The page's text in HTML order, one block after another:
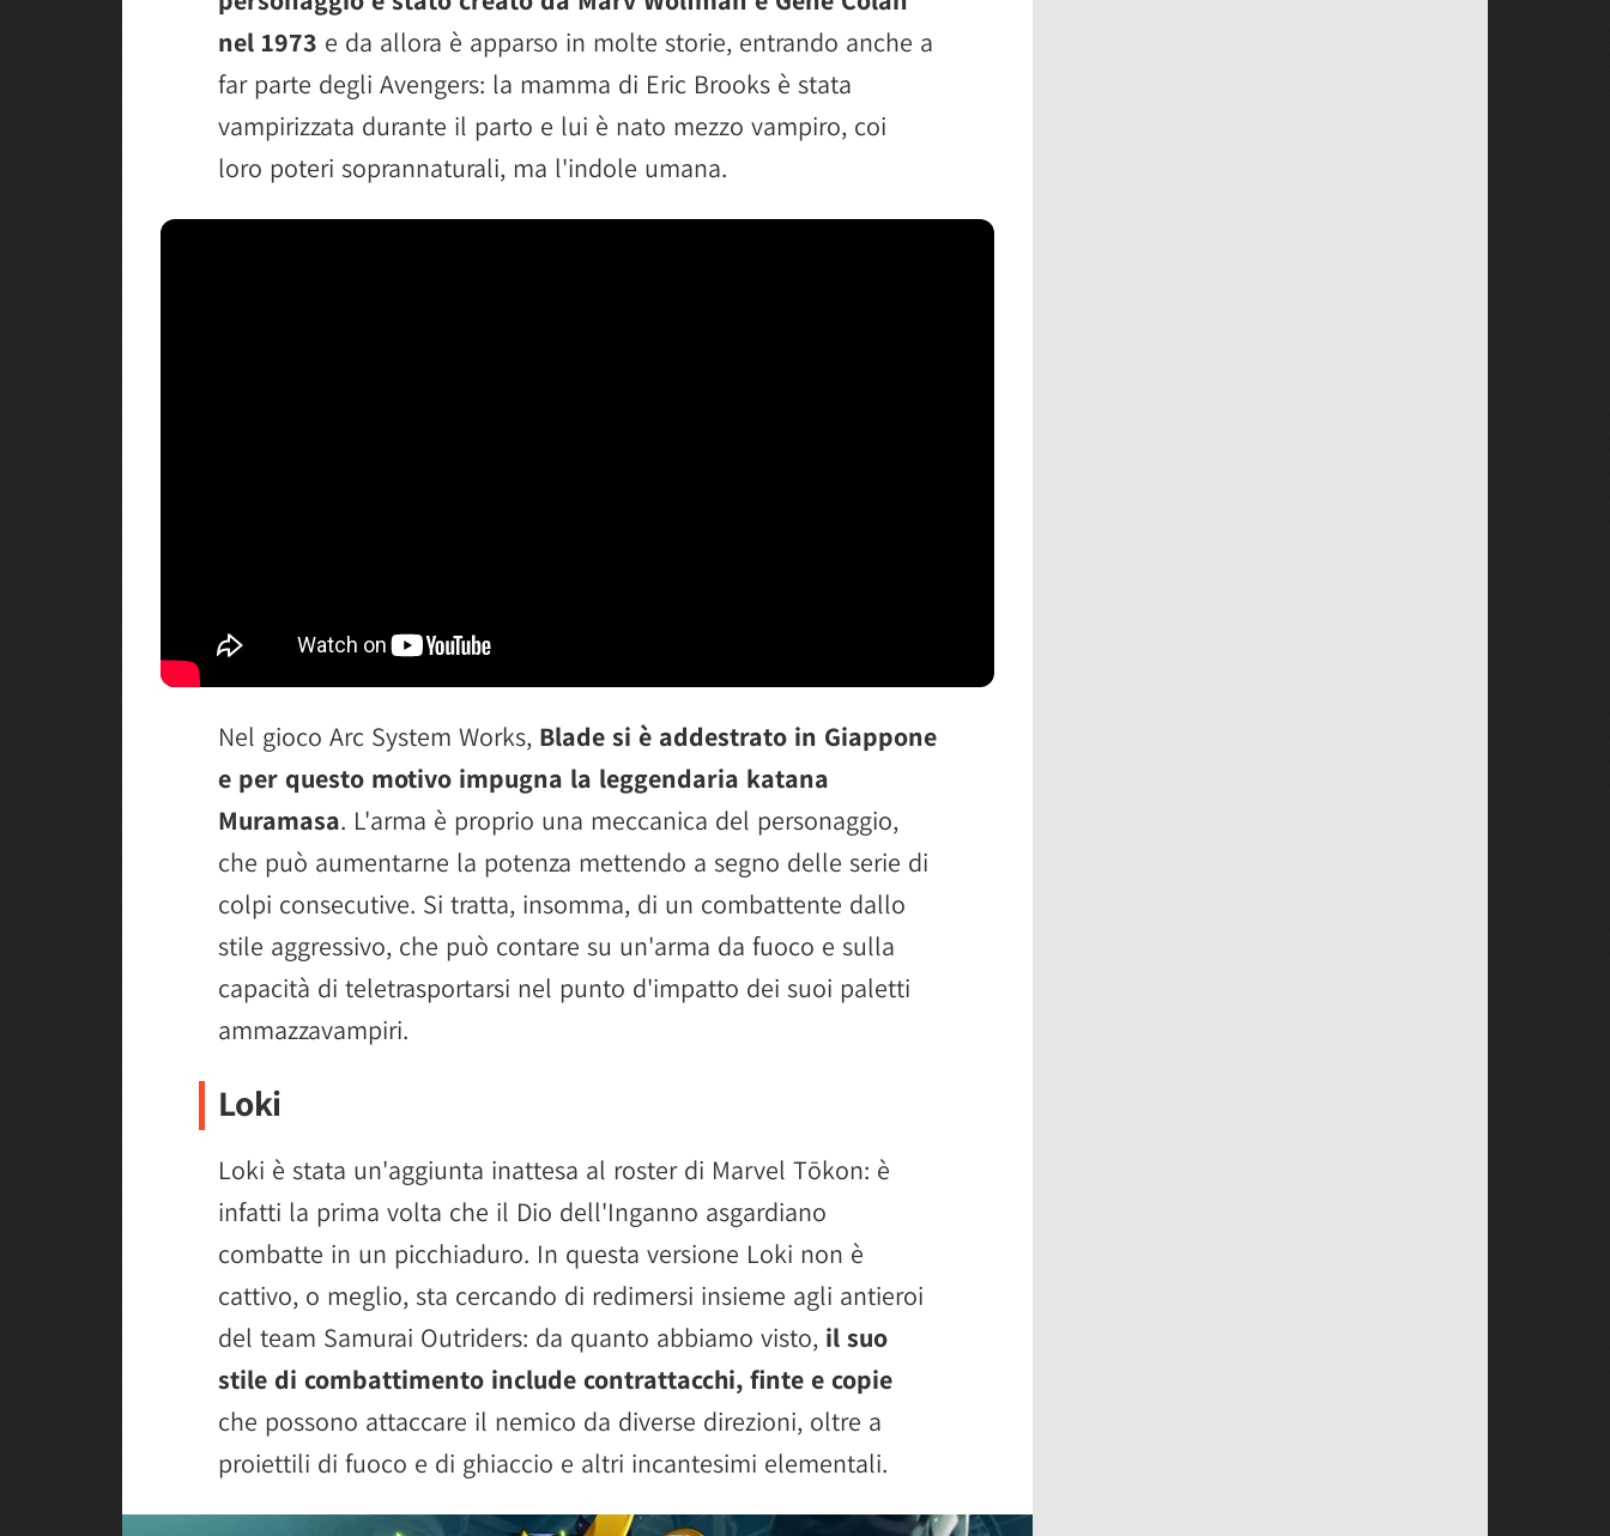
nel 1973 e da allora è apparso in molte storie, entrando anche a
far parte degli Avengers: la mamma di Eric Brooks è stata
vampirizzata durante il parto e lui è nato mezzo vampiro, coi
loro poteri soprannaturali, ma l'indole umana.
Nel gioco Arc System Works, Blade si è addestrato in Giappone
e per questo motivo impugna la leggendaria katana
Muramasa. L'arma è proprio una meccanica del personaggio,
che può aumentarne la potenza mettendo a segno delle serie di
colpi consecutive. Si tratta, insomma, di un combattente dallo
stile aggressivo, che può contare su un'arma da fuoco e sulla
capacità di teletrasportarsi nel punto d'impatto dei suoi paletti
ammazzavampiri.
Loki
Loki è stata un'aggiunta inattesa al roster di Marvel Tōkon: è
infatti la prima volta che il Dio dell'Inganno asgardiano
combatte in un picchiaduro. In questa versione Loki non è
cattivo, o meglio, sta cercando di redimersi insieme agli antieroi
del team Samurai Outriders: da quanto abbiamo visto, il suo
stile di combattimento include contrattacchi, finte e copie
che possono attaccare il nemico da diverse direzioni, oltre a
proiettili di fuoco e di ghiaccio e altri incantesimi elementali.